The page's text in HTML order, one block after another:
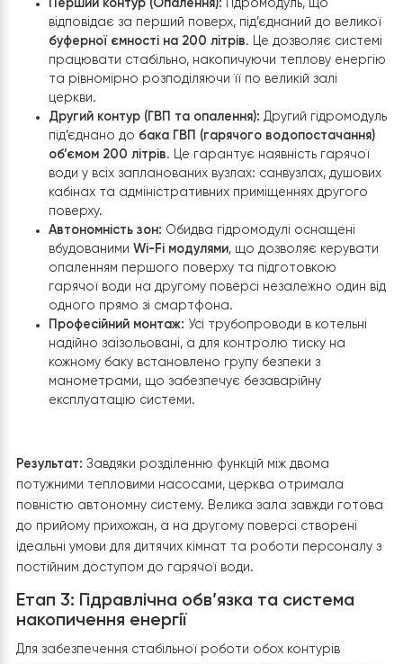
Етап 2: Організація котельні
У спеціально відведеному приміщенні під котельню
змонтовано два гідромодулі спліт-системиRaymer
32DS2-EVI
, кожен з яких має свою чітку зону
відповідальності. Така схема дозволяє не лише
ефективно опалювати 700 кв. м, а й забезпечити
необхідною кількістю гарячої води.
Конфігурація обладнання:
Перший контур (Опалення):Гідромодуль, що
відповідає за перший поверх, під’єднаний до
буферної ємності на 200 літрів
церкви.
Другий контур (ГВП та опалення): Другий
під’єднано добака ГВП (гарячого
об’ємом 200 літрів. Це гарантує наявність
води у всіх запланованих вузлах: санвузлах,
кабінах та адміністративних приміщеннях
поверху.
Автономність зон:Обидва гідромодулі оснащені
опаленням першого поверху та підготовкою